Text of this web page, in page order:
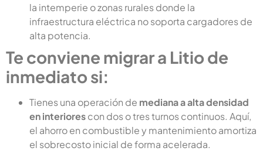
la intemperie o zonas rurales donde la
infraestructura eléctrica no soporta cargadores de
alta potencia.
Te conviene migrar a Litio de
inmediato si:
Tienes una operación de mediana a alta densidad
en interiorescon dos o tres turnos continuos. Aquí,
el ahorro en combustible y mantenimiento amortiza
el sobrecosto inicial de forma acelerada.